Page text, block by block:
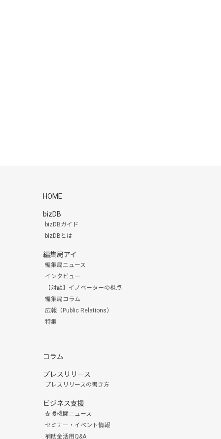
HOME
bizDB
bizDBガイド
bizDBとは
編集局アイ
編集局ニュース
インタビュー
【対談】イノベーターの視点
編集局コラム
広報（Public Relations）
特集
コラム
プレスリリース
プレスリリースの書き方
ビジネス支援
支援機関ニュース
セミナー・イベント情報
補助金活用Q&A